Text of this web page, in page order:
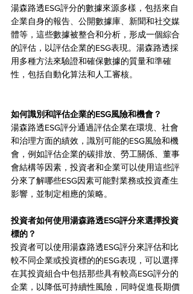
湯森路透ESG評分的數據來源多樣，包括來自
企業自身的報告、公開數據庫、新聞和社交媒
體等，這些數據被整合和分析，形成一個綜合
的評估，以評估企業的ESG表現。湯森路透採
用多種方法來驗證和確保數據的質量和準確
性，包括自動化算法和人工審核。
如何識別和評估企業的ESG風險和機會？
湯森路透ESG評分通過評估企業在環境、社會
和治理方面的績效，識別可能的ESG風險和機
會，例如評估企業的碳排放、勞工關係、董事
會結構等因素，投資者和企業可以使用這些評
分來了解哪些ESG因素可能對業務或投資產生
影響，並制定相應的策略。
投資者如何使用湯森路透ESG評分來選擇投資
標的？
投資者可以使用湯森路透ESG評分來評估和比
較不同企業或投資標的的ESG表現，可以選擇
在其投資組合中包括那些具有較高ESG評分的
企業，以降低可持續性風險，同時促進長期價